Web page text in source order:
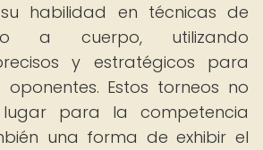
habilidad en técnicas de
a cuerpo, utilizando
y estratégicos para
Estos torneos no
para la competencia
una forma de exhibir el